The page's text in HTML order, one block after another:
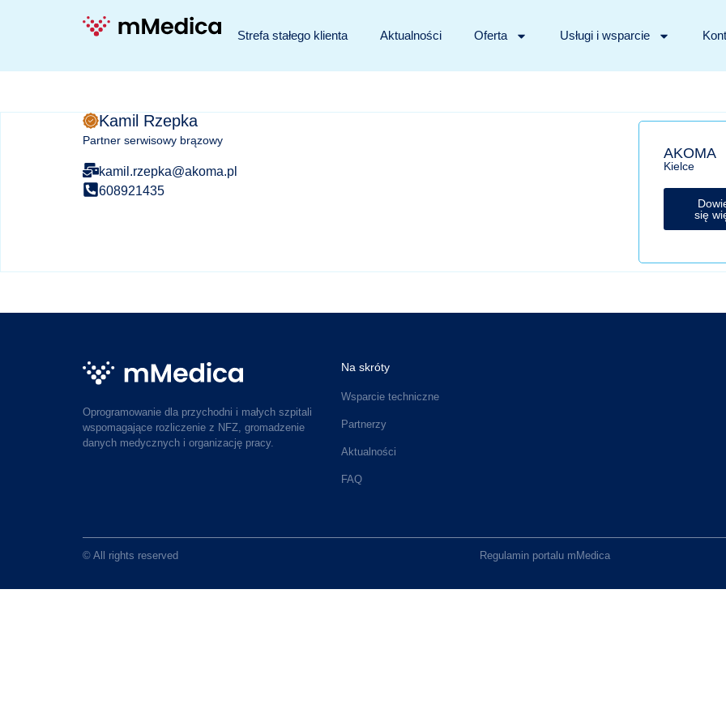
Strefa stałego klienta Aktualności Oferta Usługi i wsparcie
Kamil Rzepka
Partner serwisowy brązowy
kamil.rzepka@akoma.pl
608921435
AKOMA
Kielce
się
Oprogramowanie dla przychodni i małych szpitali
wspomagające rozliczenie z NFZ, gromadzenie
danych medycznych i organizację pracy.
Na skróty
Wsparcie techniczne
Partnerzy
Aktualności
FAQ
© All rights reserved Regulamin portalu mMedica